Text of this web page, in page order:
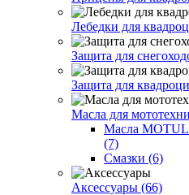
Лебедки для
Защита для
Защита для
Масла для
Масла MOTUL
(7)
Смазки (6)
Аксессуары (66)